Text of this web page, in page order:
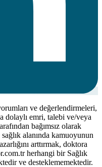
ve değerlendirmeleri,
dolaylı emri, talebi ve/veya
bağımsız olarak
alanında kamuoyunun
arttırmak, doktora
herhangi bir Sağlık
ve desteklememektedir.